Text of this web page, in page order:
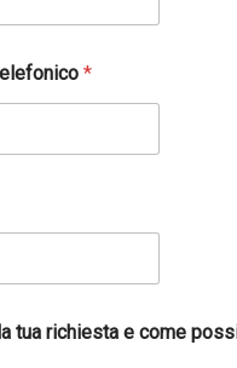
*
tua richiesta e come